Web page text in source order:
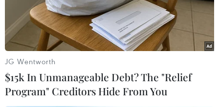
#Trung thực
Nga
Theo dõi VietnamPlus
JG Wentworth
$15k In Unmanageable Debt? The "Relief
Program" Creditors Hide From You